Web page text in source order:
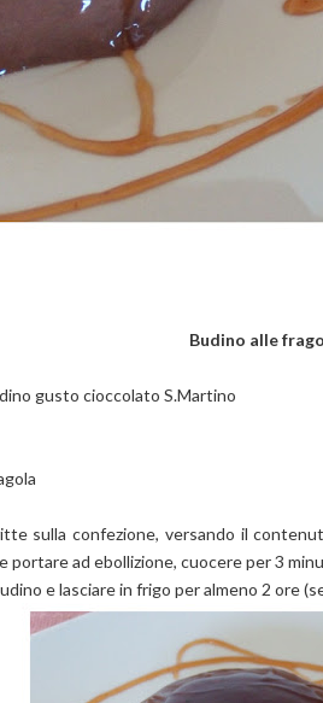
Budino alle
gusto cioccolato S.Martino
sulla confezione, versando il
portare ad ebollizione, cuocere per 3
e lasciare in frigo per almeno 2 ore